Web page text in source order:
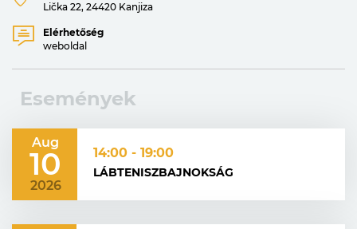
Lička 22, 24420 Kanjiza
Elérhetőség
weboldal
Események
Aug
10
2026
14:00 - 19:00
LÁBTENISZBAJNOKSÁG